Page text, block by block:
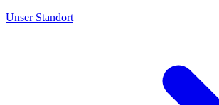
Unser Standort